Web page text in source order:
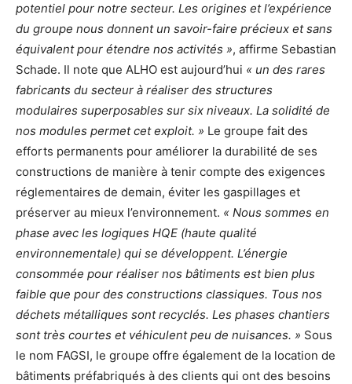
potentiel pour notre secteur. Les origines et l’expérience
du groupe nous donnent un savoir-faire précieux et sans
équivalent pour étendre nos activités », affirme Sebastian
Schade. Il note que ALHO est aujourd’hui « un des rares
fabricants du secteur à réaliser des structures
modulaires superposables sur six niveaux. La solidité de
nos modules permet cet exploit. » Le groupe fait des
efforts permanents pour améliorer la durabilité de ses
constructions de manière à tenir compte des exigences
réglementaires de demain, éviter les gaspillages et
préserver au mieux l’environnement. « Nous sommes en
phase avec les logiques HQE (haute qualité
environnementale) qui se développent. L’énergie
consommée pour réaliser nos bâtiments est bien plus
faible que pour des constructions classiques. Tous nos
déchets métalliques sont recyclés. Les phases chantiers
sont très courtes et véhiculent peu de nuisances. » Sous
le nom FAGSI, le groupe offre également de la location de
bâtiments préfabriqués à des clients qui ont des besoins